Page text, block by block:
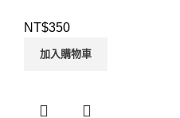
NT$350
加入購物車